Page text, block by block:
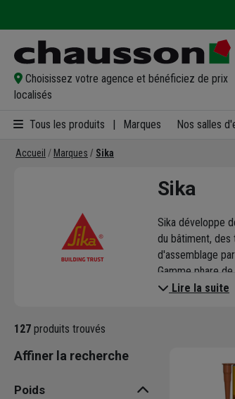
Choisissez votre agence et bénéficiez de prix
localisés
Tous les produits Marques Nos salles
Accueil Marques Sika
Sika
Sika développe
du bâtiment, des
d'assemblage
Gamme phare
application, et
Découvrez la
Lire la suite
127 produits trouvés
Affiner la recherche
Poids